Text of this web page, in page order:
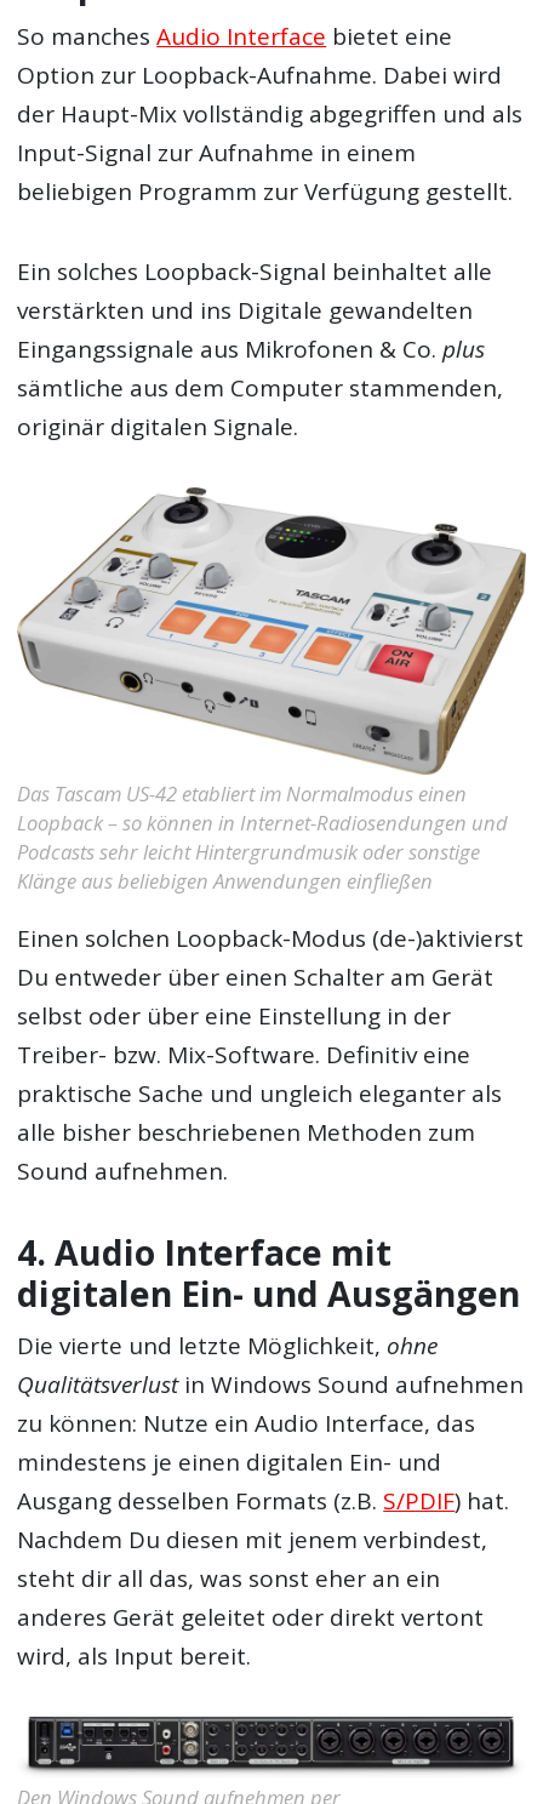
So manchesAudio Interface bietet eine
Option zur Loopback-Aufnahme. Dabei wird
der Haupt-Mix vollständig abgegriffen und als
Input-Signal zur Aufnahme in einem
beliebigen Programm zur Verfügung gestellt.
Ein solches Loopback-Signal beinhaltet alle
verstärkten und ins Digitale gewandelten
Eingangssignale aus Mikrofonen & Co.plus
sämtliche aus dem Computer stammenden,
originär digitalen Signale.
Das Tascam US-42 etabliert im Normalmodus einen
Loopback – so können in Internet-Radiosendungen und
Podcasts sehr leicht Hintergrundmusik oder sonstige
Klänge aus beliebigen Anwendungen einfließen
Einen solchen Loopback-Modus (de-)aktivierst
Du entweder über einen Schalter am Gerät
selbst oder über eine Einstellung in der
Treiber- bzw. Mix-Software. Definitiv eine
praktische Sache und ungleich eleganter als
alle bisher beschriebenen Methoden zum
Sound aufnehmen.
4. Audio Interface mit
digitalen Ein- und Ausgängen
Die vierte und letzte Möglichkeit, ohne
Qualitätsverlustin Windows Sound aufnehmen
zu können: Nutze ein Audio Interface, das
mindestens je einen digitalen Ein- und
Ausgang desselben Formats (z.B. S/PDIF) hat.
Nachdem Du diesen mit jenem verbindest,
steht dir all das, was sonst eher an ein
anderes Gerät geleitet oder direkt vertont
wird, als Input bereit.
Den Windows Sound aufnehmen per